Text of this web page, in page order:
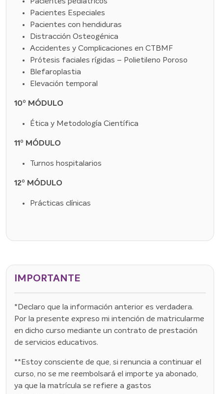
Pacientes Especiales
Pacientes con hendiduras
Distracción Osteogénica
Accidentes y Complicaciones en CTBMF
Prótesis faciales rígidas – Polietileno Poroso
Blefaroplastia
Elevación temporal
10º MÓDULO
Ética y Metodología Científica
11º MÓDULO
Turnos hospitalarios
12º MÓDULO
Prácticas clínicas
IMPORTANTE
*Declaro que la información anterior es verdadera.
Por la presente expreso mi intención de matricularme
en dicho curso mediante un contrato de prestación
de servicios educativos.
**Estoy consciente de que, si renuncia a continuar el
curso, no se me reembolsará el importe ya abonado,
ya que la matrícula se refiere a gastos